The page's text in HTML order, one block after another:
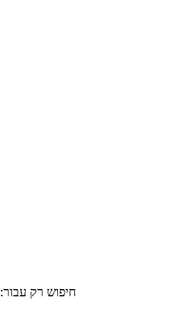
חיפוש רק עבור: